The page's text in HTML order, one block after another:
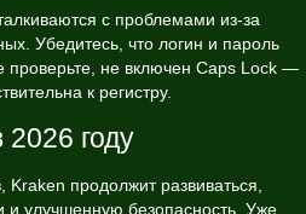
с проблемами из-за
Убедитесь, что логин и пароль
проверьте, не включен Caps Lock —
к регистру.
году
Kraken продолжит развиваться,
и улучшенную безопасность. Уже